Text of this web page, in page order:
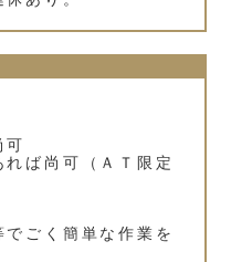
ば尚可（ＡＴ限定
ごく簡単な作業を